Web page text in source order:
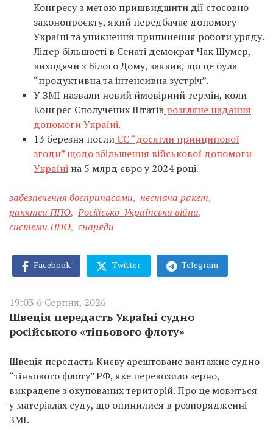
Конгресу з метою пришвидшити дії стосовно
законопроєкту, який передбачає допомогу
Україні та уникнення припинення роботи уряду.
Лідер більшості в Сенаті демократ Чак Шумер,
виходячи з Білого Дому, заявив, що це була
“продуктивна та інтенсивна зустріч”.
У ЗМІ назвали новий ймовірний термін, коли
Конгрес Сполучених Штатів розгляне надання
допомоги Україні.
13 березня посли ЄС “досягли принципової
згоди” щодо збільшення військової допомоги
Україні на 5 млрд євро у 2024 році.
забезпечення боєприпасами, нестача ракет,
ракктеи ППО, Російсько-Українська війна,
системи ППО, снаряди
Facebook Twitter Telegram
19:03 6 Серпня, 2026
Швеція передасть Україні судно
російського «тіньового флоту»
Швеція передасть Києву арештоване вантажне судно
“тіньового флоту” РФ, яке перевозило зерно,
викрадене з окупованих територій. Про це мовиться
у матеріалах суду, що опинилися в розпорядженні
ЗМІ.